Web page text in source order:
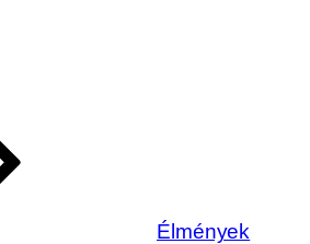
Élmények